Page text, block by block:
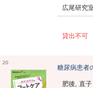
広尾研究
貸出不可
20
糖尿病患者
肥後, 直子